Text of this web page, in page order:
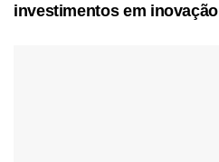
investimentos em inovação